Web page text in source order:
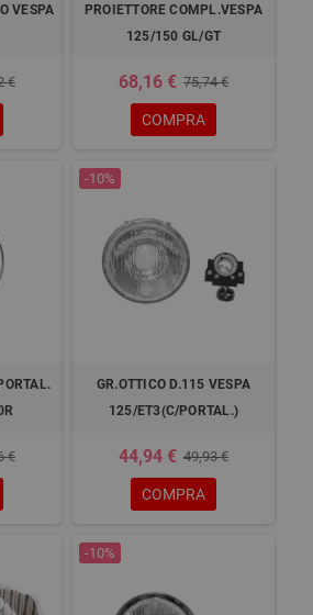
VESPA
€
PROIETTORE COMPL.VESPA
125/150 GL/GT
68,16 € 75,74 €
COMPRA
€
-10%
GR.OTTICO D.115 VESPA
125/ET3(C/PORTAL.)
44,94 € 49,93 €
COMPRA
-10%